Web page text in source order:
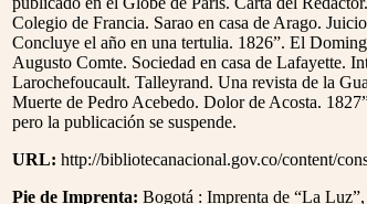
Colegio de Francia. Sarao en casa de Arago.
Concluye el año en una tertulia. 1826”. El
Augusto Comte. Sociedad en casa de Lafayette.
Larochefoucault. Talleyrand. Una revista de la
Muerte de Pedro Acebedo. Dolor de Acosta.
pero la publicación se suspende.
URL: http://bibliotecanacional.gov.co/content/
Pie de Imprenta: Bogotá : Imprenta de “La